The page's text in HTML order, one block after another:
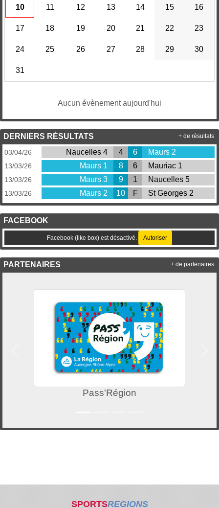
10 11 12 13 14 15 16
17 18 19 20 21 22 23
24 25 26 27 28 29 30
31
Aucun évènement aujourd'hui
DERNIERS RÉSULTATS
03/04/26 Naucelles 4 4 6 Maurs 2
13/03/26 Maurs 1 8 6 Mauriac 1
13/03/26 Maurs 3 9 1 Naucelles 5
13/03/26 Maurs 2 10 F St Georges 2
+ de résultats
FACEBOOK
Facebook (like box) est désactivé. Autoriser
PARTENAIRES
Pass'Région
+ de partenaires
SPORTSREGIONS